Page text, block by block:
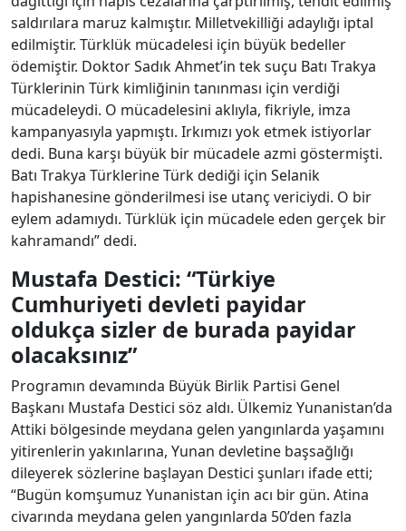
saldırılara maruz kalmıştır. Milletvekilliği adaylığı iptal
edilmiştir. Türklük mücadelesi için büyük bedeller
ödemiştir. Doktor Sadık Ahmet’in tek suçu Batı Trakya
Türklerinin Türk kimliğinin tanınması için verdiği
mücadeleydi. O mücadelesini aklıyla, fikriyle, imza
kampanyasıyla yapmıştı. Irkımızı yok etmek istiyorlar
dedi. Buna karşı büyük bir mücadele azmi göstermişti.
Batı Trakya Türklerine Türk dediği için Selanik
hapishanesine gönderilmesi ise utanç vericiydi. O bir
eylem adamıydı. Türklük için mücadele eden gerçek bir
kahramandı” dedi.
Mustafa Destici: “Türkiye
Cumhuriyeti devleti payidar
oldukça sizler de burada payidar
olacaksınız”
Programın devamında Büyük Birlik Partisi Genel
Başkanı Mustafa Destici söz aldı. Ülkemiz Yunanistan’da
Attiki bölgesinde meydana gelen yangınlarda yaşamını
yitirenlerin yakınlarına, Yunan devletine başsağlığı
dileyerek sözlerine başlayan Destici şunları ifade etti;
“Bugün komşumuz Yunanistan için acı bir gün. Atina
civarında meydana gelen yangınlarda 50’den fazla